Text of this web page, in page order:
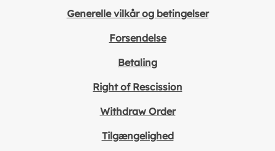
Generelle vilkår og betingelser
Forsendelse
Betaling
Right of Rescission
Withdraw Order
Tilgængelighed